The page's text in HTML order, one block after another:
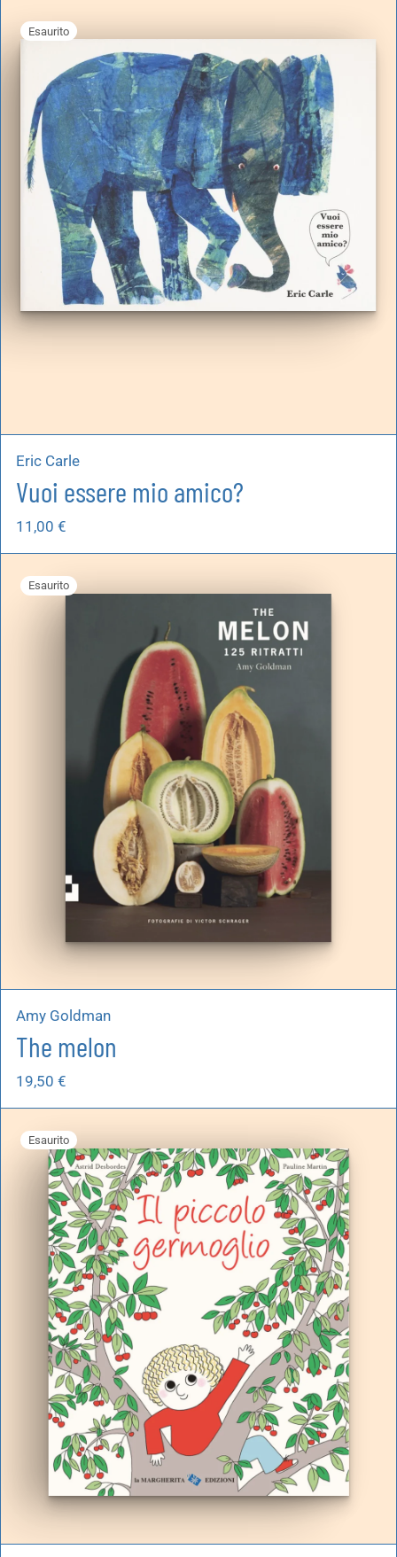
Esaurito
Eric Carle
Vuoi essere mio amico?
11,00 €
Esaurito
Amy Goldman
The melon
19,50 €
Esaurito